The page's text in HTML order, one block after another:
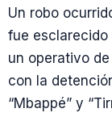
Un robo
fue esclarecido
un operativo
con la
“Mbappé” y